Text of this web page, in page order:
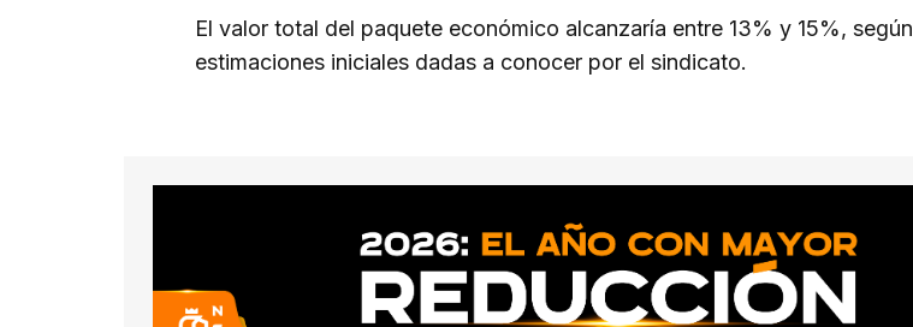
El valor total del paquete económico alcanzaría entre 13% y 15%, según
estimaciones iniciales dadas a conocer por el sindicato.